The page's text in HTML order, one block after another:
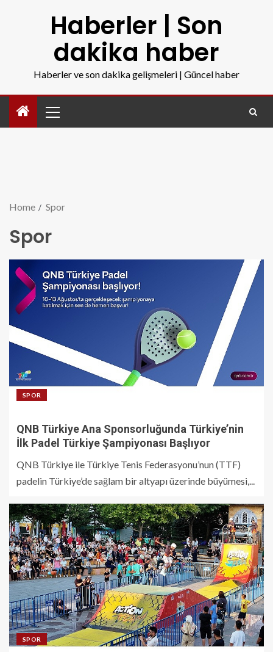
Haberler | Son
dakika haber
Haberler ve son dakika gelişmeleri | Güncel haber
Home Spor
Spor
SPOR
QNB Türkiye Ana Sponsorluğunda Türkiye’nin
İlk Padel Türkiye Şampiyonası Başlıyor
QNB Türkiye ile Türkiye Tenis Federasyonu’nun (TTF)
padelin Türkiye’de sağlam bir altyapı üzerinde büyümesi,...
SPOR